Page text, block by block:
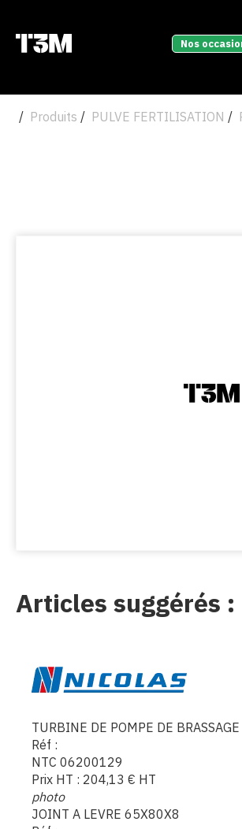
Nos
Produits PULVE FERTILISATION
Articles suggérés :
TURBINE DE POMPE DE BRASSAGE
Réf :
NTC 06200129
Prix HT : 204,13 € HT
photo
JOINT A LEVRE 65X80X8